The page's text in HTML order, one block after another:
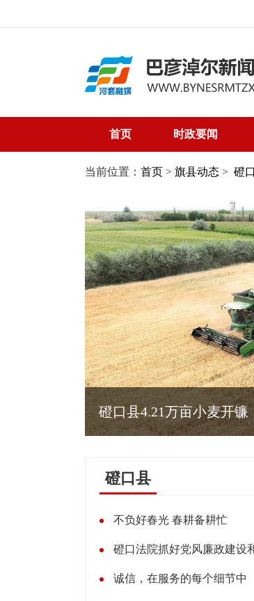
首页 时政要闻
当前位置： 首页 > 旗县动态 > 磴
磴口县4.21万亩小麦开镰
磴口县
不负好春光 春耕备耕忙
磴口法院抓好党风廉政建设
诚信，在服务的每个细节中